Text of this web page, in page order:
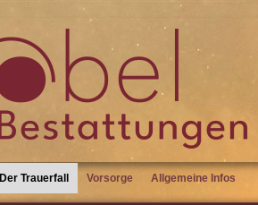
Der Trauerfall Vorsorge Allgemeine Infos